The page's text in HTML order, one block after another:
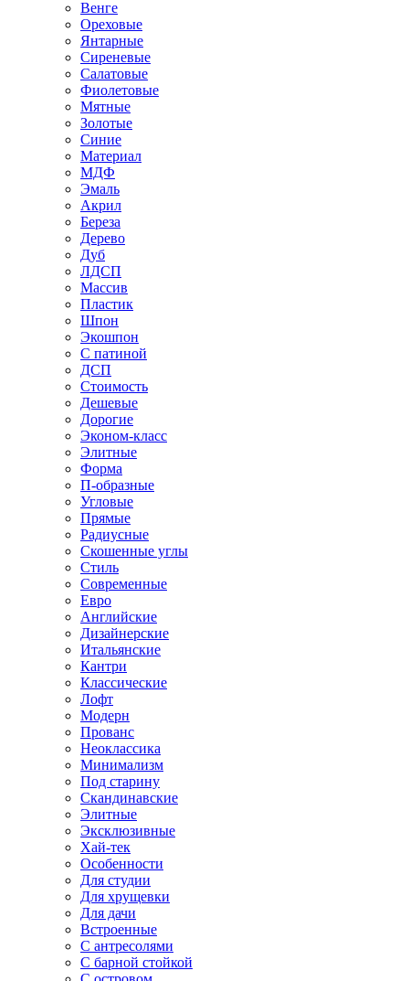
Венге
Ореховые
Янтарные
Сиреневые
Салатовые
Фиолетовые
Мятные
Золотые
Синие
Материал
МДФ
Эмаль
Акрил
Береза
Дерево
Дуб
ЛДСП
Массив
Пластик
Шпон
Экошпон
С патиной
ДСП
Стоимость
Дешевые
Дорогие
Эконом-класс
Элитные
Форма
П-образные
Угловые
Прямые
Радиусные
Скошенные углы
Стиль
Современные
Евро
Английские
Дизайнерские
Итальянские
Кантри
Классические
Лофт
Модерн
Прованс
Неоклассика
Минимализм
Под старину
Скандинавские
Элитные
Эксклюзивные
Хай-тек
Особенности
Для студии
Для хрущевки
Для дачи
Встроенные
С антресолями
С барной стойкой